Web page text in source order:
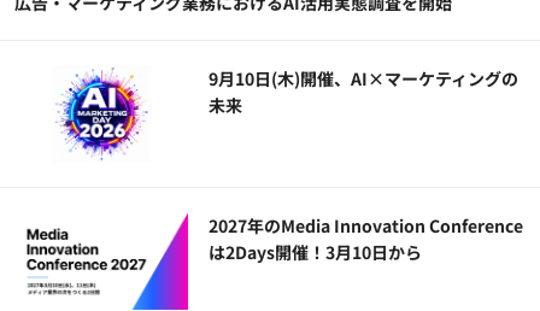
9月10日(木)開催、AI×マーケティングの
未来
2027年のMedia Innovation Conference
は2Days開催！3月10日から